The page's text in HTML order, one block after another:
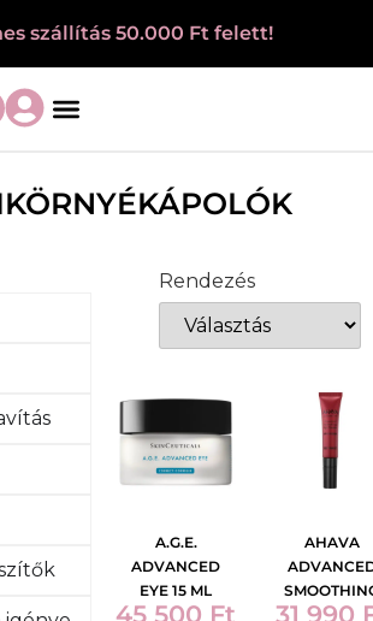
szállítás 50.000 Ft felett!
Rendezés
A.G.E.
ADVANCED
EYE 15 ML
45 500 Ft
AHAVA
EYE CREAM
31 990